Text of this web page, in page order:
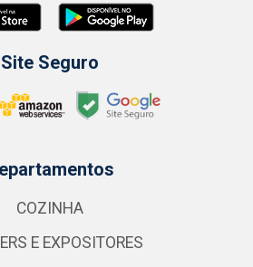
Site Seguro
COZINHA
E EXPOSITORES